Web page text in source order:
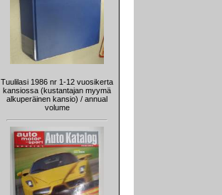
Tuulilasi 1986 nr 1-12 vuosikerta
kansiossa (kustantajan myymä
alkuperäinen kansio) / annual
volume